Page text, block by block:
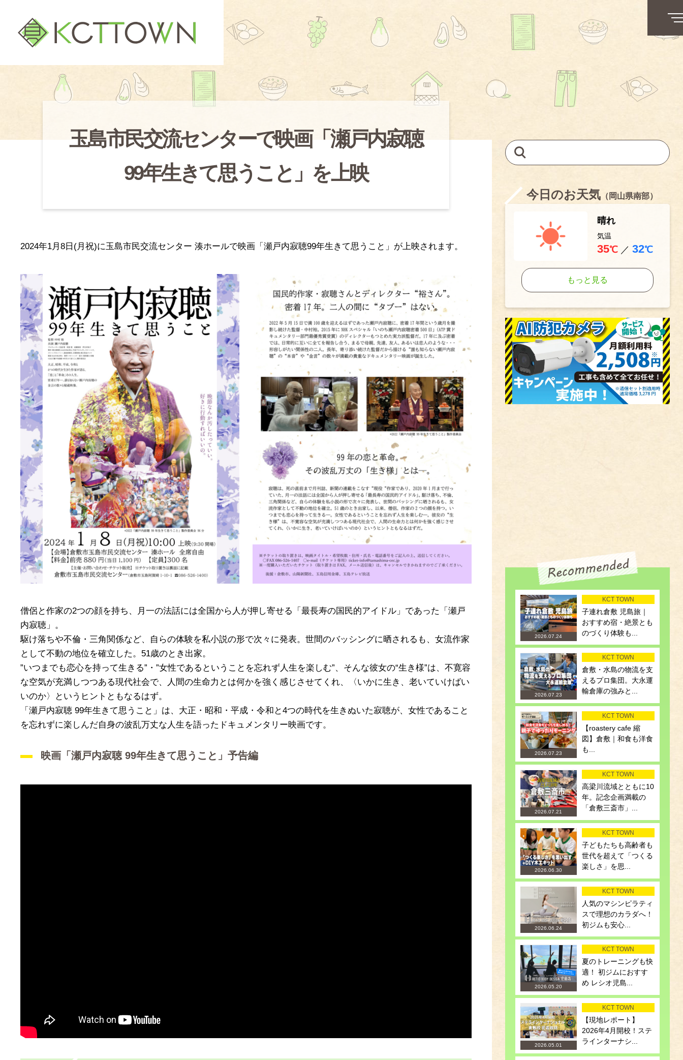
玉島市民交流センターで映画「瀬戸内寂聴
99年生きて思うこと」を上映
2024年1月8日(月祝)に玉島市民交流センター 湊ホールで映画「瀬戸内寂聴99年生きて思うこと」が上映されます。
僧侶と作家の2つの顔を持ち、月一の法話には全国から人が押し寄せる「最長寿の国民的アイドル」であった「瀬戸
内寂聴」。
駆け落ちや不倫・三角関係など、自らの体験を私小説の形で次々に発表。世間のバッシングに晒されるも、女流作家
として不動の地位を確立した。51歳のとき出家。
”いつまでも恋心を持って生きる”・”女性であるということを忘れず人生を楽しむ”、そんな彼女の“生き様”は、不寛容
な空気が充満しつつある現代社会で、人間の生命力とは何かを強く感じさせてくれ、〈いかに生き、老いていけばい
いのか〉というヒントともなるはず。
「瀬戸内寂聴 99年生きて思うこと」は、大正・昭和・平成・令和と4つの時代を生きぬいた寂聴が、女性であること
を忘れずに楽しんだ自身の波乱万丈な人生を語ったドキュメンタリー映画です。
映画「瀬戸内寂聴 99年生きて思うこと」予告編
今日のお天気 （岡山県南部）
晴れ
気温
35℃／ 32℃
もっと見る
2026.07.24
KCT TOWN
子連れ倉敷 児島旅｜
おすすめ宿・絶景とも
のづくり体験も...
2026.07.23
KCT TOWN
倉敷・水島の物流を支
えるプロ集団。大永運
輸倉庫の強みと...
2026.07.23
KCT TOWN
【roastery cafe 縮
図】倉敷｜和食も洋食
も...
2026.07.21
KCT TOWN
高梁川流域とともに10
年。記念企画満載の
「倉敷三斎市」...
2026.06.30
KCT TOWN
子どもたちも高齢者も
世代を超えて「つくる
楽しさ」を思...
2026.06.24
KCT TOWN
人気のマシンピラティ
スで理想のカラダへ！
初ジムも安心...
2026.05.20
KCT TOWN
夏のトレーニングも快
適！ 初ジムにおすす
め レシオ児島...
2026.05.01
KCT TOWN
【現地レポート】
2026年4月開校！ステ
ラインターナシ...